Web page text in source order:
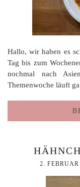
Hallo, wir haben es
Tag bis zum
nochmal nach
Themenwoche läuft
2. FEBRUAR